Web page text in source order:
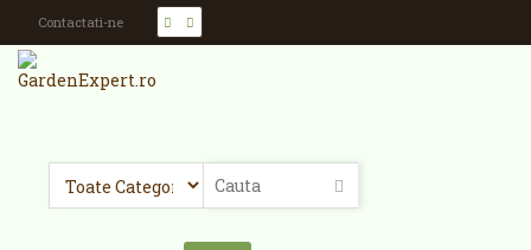
Contactati-ne